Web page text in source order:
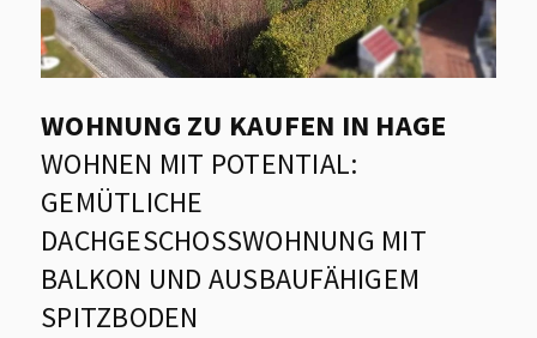
WOHNUNG ZU KAUFEN IN HAGE
WOHNEN MIT POTENTIAL:
GEMÜTLICHE
DACHGESCHOSSWOHNUNG MIT
BALKON UND AUSBAUFÄHIGEM
SPITZBODEN